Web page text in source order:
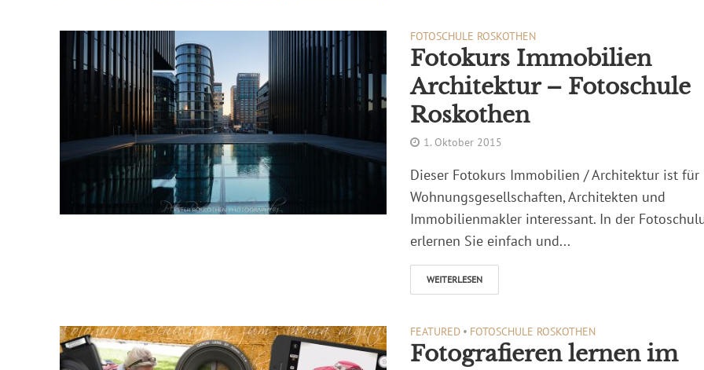
FOTOSCHULE ROSKOTHEN
Fotokurs Immobilien
Architektur – Fotoschule
Roskothen
1. Oktober 2015
Dieser Fotokurs Immobilien / Architektur ist für
Wohnungsgesellschaften, Architekten und
Immobilienmakler interessant. In der
erlernen Sie einfach und...
WEITERLESEN
FEATURED • FOTOSCHULE ROSKOTHEN
Fotografieren lernen im